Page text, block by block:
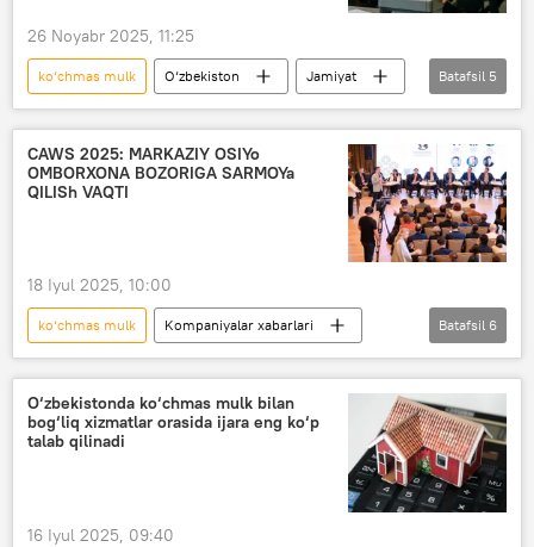
26 Noyabr 2025, 11:25
ko‘chmas mulk O‘zbekiston
Jamiyat
yangi qonun
Adliya vazirligi
tadbirkor
Yer mulki bojxona boji
Batafsil 5
CAWS 2025: MARKAZIY OSIYo
OMBORXONA BOZORIGA SARMOYa
QILISh VAQTI
18 Iyul 2025, 10:00
ko‘chmas mulk
Kompaniyalar xabarlari
Olmaota
ko‘rgazma
Qozog‘iston
Rossiya
MDH Markaziy Osiyo
Batafsil 6
O‘zbekistonda ko‘chmas mulk bilan
bog‘liq xizmatlar orasida ijara eng ko‘p
talab qilinadi
16 Iyul 2025, 09:40